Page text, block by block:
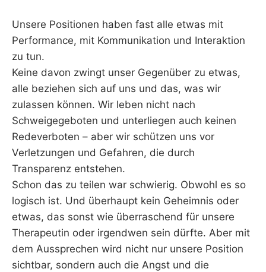
Unsere Positionen haben fast alle etwas mit
Performance, mit Kommunikation und Interaktion
zu tun.
Keine davon zwingt unser Gegenüber zu etwas,
alle beziehen sich auf uns und das, was wir
zulassen können. Wir leben nicht nach
Schweigegeboten und unterliegen auch keinen
Redeverboten – aber wir schützen uns vor
Verletzungen und Gefahren, die durch
Transparenz entstehen.
Schon das zu teilen war schwierig. Obwohl es so
logisch ist. Und überhaupt kein Geheimnis oder
etwas, das sonst wie überraschend für unsere
Therapeutin oder irgendwen sein dürfte. Aber mit
dem Aussprechen wird nicht nur unsere Position
sichtbar, sondern auch die Angst und die